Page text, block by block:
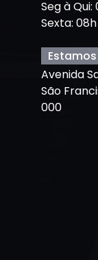
Seg à Qui:
Sexta:
Avenida
São
000